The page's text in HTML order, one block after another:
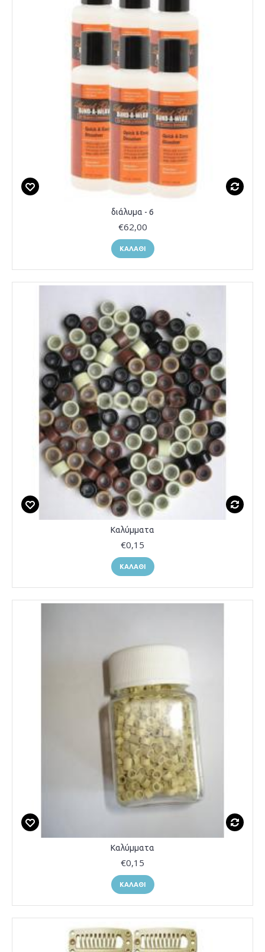
διάλυμα - 6
€62,00
ΚΑΛΆΘΙ
Καλύμματα
€0,15
ΚΑΛΆΘΙ
Καλύμματα
€0,15
ΚΑΛΆΘΙ